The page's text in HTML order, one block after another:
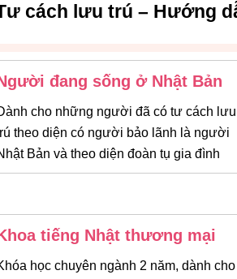
cách lưu trú – Hướng
đang sống ở Nhật Bản
cho những người đã có tư cách lưu
theo diện có người bảo lãnh là người
Bản và theo diện đoàn tụ gia đình
tiếng Nhật thương mại
học chuyên ngành 2 năm, dành cho